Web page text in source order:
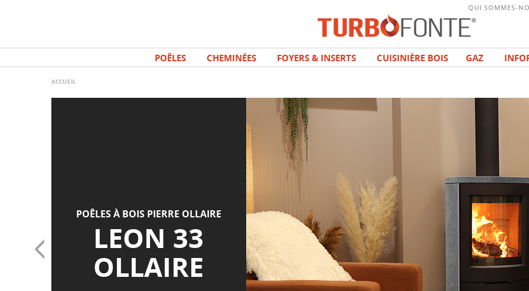
principal
QUI SOMMES-
POÊLES CHEMINÉES FOYERS & INSERTS CUISINIÈRE BOIS GAZ
ACCUEIL
POÊLES À BOIS PIERRE OLLAIRE
LEON 33
OLLAIRE